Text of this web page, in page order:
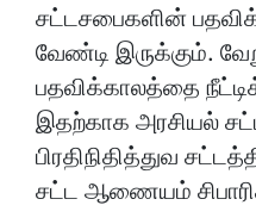
சட்டசபைகளின்
வேண்டி இருக்கும்.
பதவிக்காலத்தை
இதற்காக அரசியல்
பிரதிநிதித்துவ
சட்ட ஆணையம்